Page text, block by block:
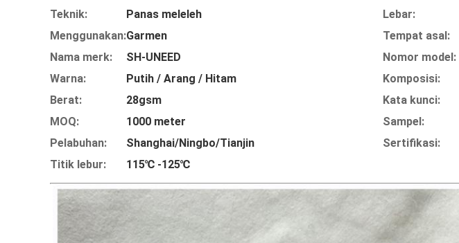
Teknik: Panas meleleh Lebar:
Menggunakan:Garmen Tempat asal:
Nama merk:
SH-UNEED Nomor model:
Warna:
Putih / Arang / Hitam Komposisi:
Berat:
28gsm Kata kunci:
MOQ:
1000 meter Sampel:
Pelabuhan:
Shanghai/Ningbo/Tianjin Sertifikasi:
Titik lebur:
115℃ -125℃